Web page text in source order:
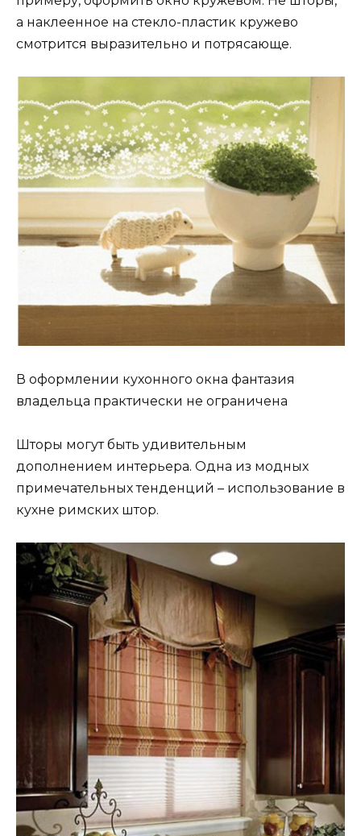
а наклеенное на стекло-пластик кружево
смотрится выразительно и потрясающе.
В оформлении кухонного окна фантазия
владельца практически не ограничена
Шторы могут быть удивительным
дополнением интерьера. Одна из модных
примечательных тенденций – использование в
кухне римских штор.